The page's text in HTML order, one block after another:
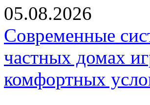
05.08.2026
Современные
частных домах
комфортных